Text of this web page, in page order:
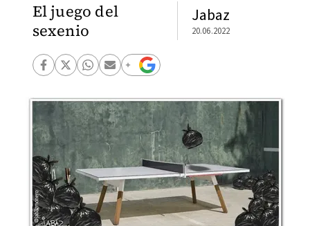
El juego del
sexenio
Jabaz
20.06.2022